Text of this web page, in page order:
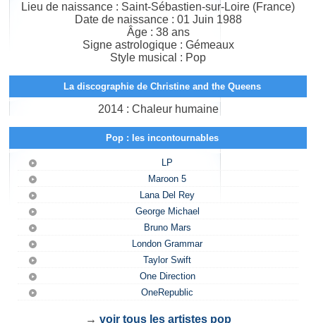
Lieu de naissance : Saint-Sébastien-sur-Loire (France)
Date de naissance : 01 Juin 1988
Âge : 38 ans
Signe astrologique : Gémeaux
Style musical : Pop
La discographie de Christine and the Queens
2014 : Chaleur humaine
Pop : les incontournables
LP
Maroon 5
Lana Del Rey
George Michael
Bruno Mars
London Grammar
Taylor Swift
One Direction
OneRepublic
→ voir tous les artistes pop